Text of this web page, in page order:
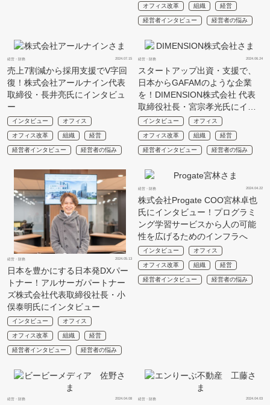
オフィス改革 組織 経営
経営者インタビュー 経営者の悩み
経営・財務 2024.07.15
売上7割減から採用支援でV字回
復！株式会社アールナイン代表
取締役・長井亮氏にインタビュ
ー
インタビュー オフィス
オフィス改革 組織 経営
経営者インタビュー 経営者の悩み
経営・財務 2024.06.24
スタートアップ出資・支援で、
日本からGAFAMのような企業
を！DIMENSION株式会社 代表
取締役社長・宮宗孝光氏にイ…
インタビュー オフィス
オフィス改革 組織 経営
経営者インタビュー 経営者の悩み
経営・財務 2024.05.13
日本を豊かにする日本発DXパー
トナー！アルサーガパートナー
ズ株式会社代表取締役社長・小
俣泰明氏にインタビュー
インタビュー オフィス
オフィス改革 組織 経営
経営者インタビュー 経営者の悩み
経営・財務 2024.04.22
株式会社Progate COO宮林卓也
氏にインタビュー！プログラミ
ング学習サービスから人の可能
性を広げるためのインフラへ
インタビュー オフィス
オフィス改革 組織 経営
経営者インタビュー 経営者の悩み
経営・財務 2024.04.08 経営・財務 2024.04.03